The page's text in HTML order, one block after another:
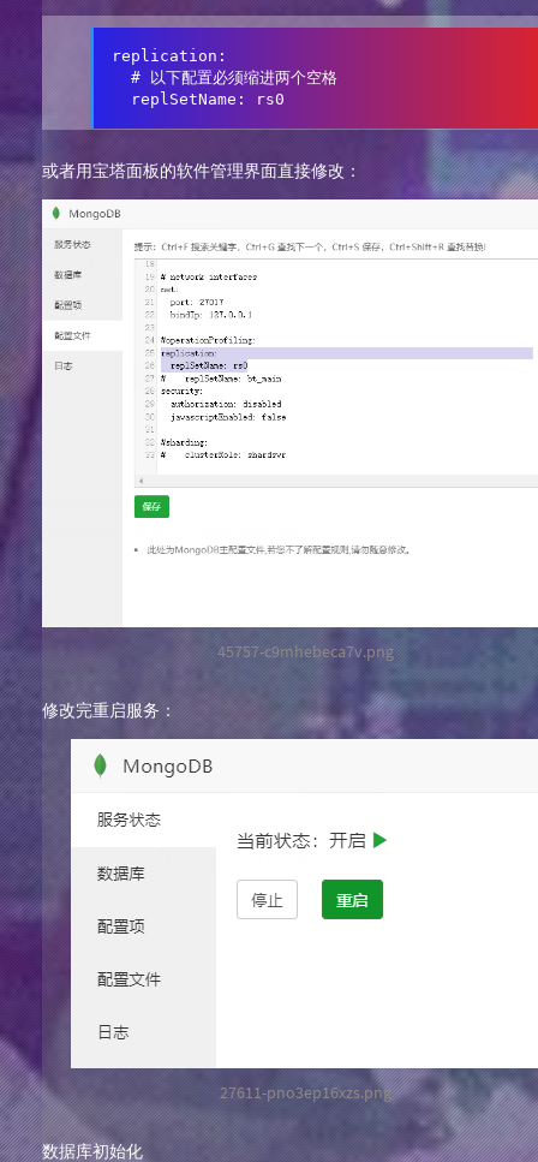
replication:
  # 以下配置必须缩进两个空格
  replSetName: rs0
或者用宝塔面板的软件管理界面直接修改：
45757-c9mhebeca7v.png
修改完重启服务：
27611-pno3ep16xzs.png
数据库初始化